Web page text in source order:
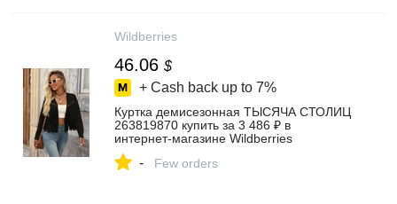
Wildberries
46.06 $
+ Cash back up to 7%
Куртка демисезонная ТЫСЯЧА СТОЛИЦ
263819870 купить за 3 486 ₽ в
интернет‑магазине Wildberries
- Few orders